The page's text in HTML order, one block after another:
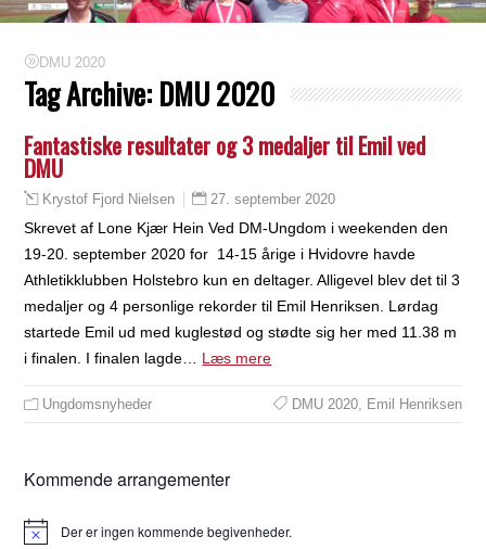
DMU 2020
Tag Archive: DMU 2020
Fantastiske resultater og 3 medaljer til Emil ved
DMU
Krystof Fjord Nielsen 27. september 2020
Skrevet af Lone Kjær Hein Ved DM-Ungdom i weekenden den
19-20. september 2020 for 14-15 årige i Hvidovre havde
Athletikklubben Holstebro kun en deltager. Alligevel blev det til 3
medaljer og 4 personlige rekorder til Emil Henriksen. Lørdag
startede Emil ud med kuglestød og stødte sig her med 11.38 m
i finalen. I finalen lagde… Læs mere
Ungdomsnyheder DMU 2020, Emil Henriksen
Kommende arrangementer
Notice Der er ingen kommende begivenheder.